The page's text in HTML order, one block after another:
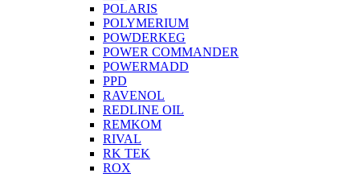
POLARIS
POLYMERIUM
POWDERKEG
POWER COMMANDER
POWERMADD
PPD
RAVENOL
REDLINE OIL
REMKOM
RIVAL
RK TEK
ROX